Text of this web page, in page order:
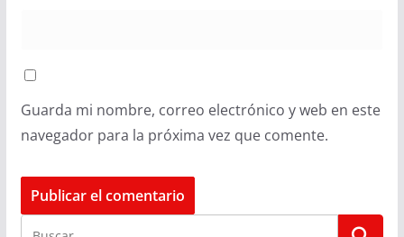
Guarda mi nombre, correo electrónico y web en este
navegador para la próxima vez que comente.